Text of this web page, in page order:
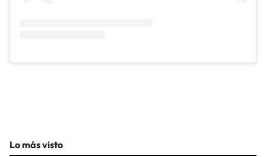
Lo más visto